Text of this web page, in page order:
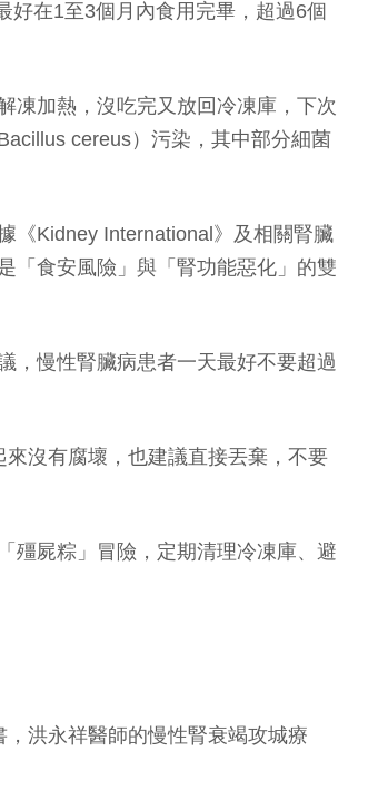
好在1至3個月內食用完畢，超過6個
凍加熱，沒吃完又放回冷凍庫，下次
cereus）污染，其中部分細菌
《Kidney International》及相關腎臟
「食安風險」與「腎功能惡化」的雙
，慢性腎臟病患者一天最好不要超過
沒有腐壞，也建議直接丟棄，不要
殭屍粽」冒險，定期清理冷凍庫、避
洪永祥醫師的慢性腎衰竭攻城療